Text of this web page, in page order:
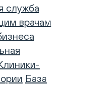
служба
врачам
База